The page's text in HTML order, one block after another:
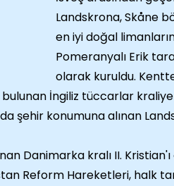
Landskrona, Skåne
en iyi doğal
Pomeranyalı Erik
olarak kuruldu.
bulunan İngiliz tüccarlar
şehir konumuna alınan
Danimarka kralı II.
Reform Hareketleri, halk